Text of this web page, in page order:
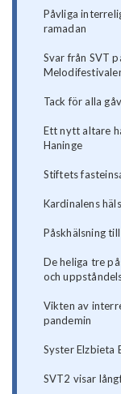
Påvliga
ramadan
Svar från SVT
Tack för alla
Ett nytt altare
Haninge
Stiftets
Kardinalens
Påskhälsning
De heliga tre
och
Vikten av
pandemin
Syster Elzbieta
SVT2 visar